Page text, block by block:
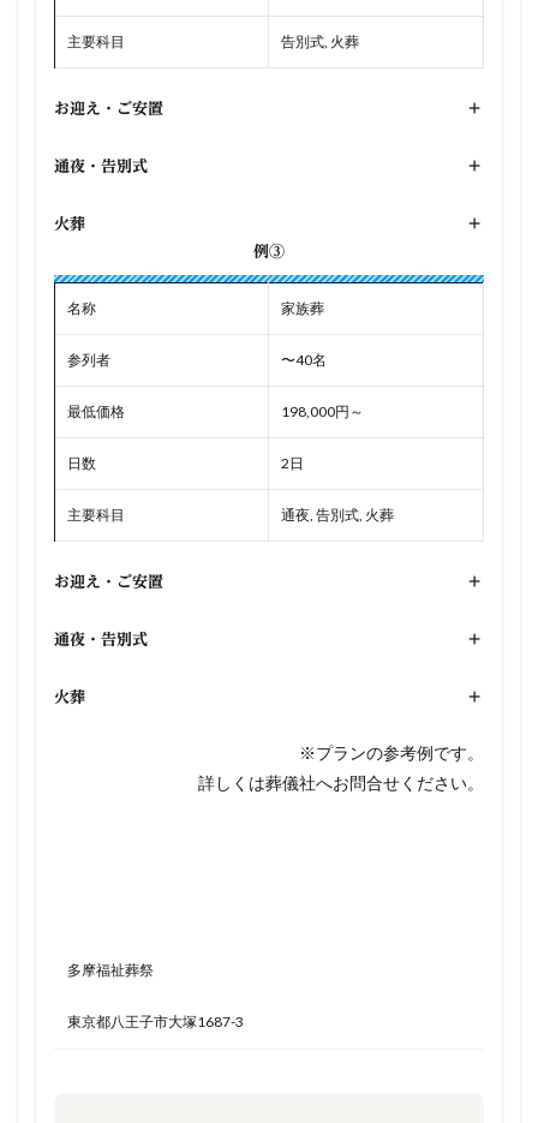
主要科目 告別式, 火葬
お迎え・ご安置 +
通夜・告別式 +
火葬
+
例③
名称 家族葬
参列者 〜40名
最低価格 198,000円～
日数 2日
主要科目 通夜, 告別式, 火葬
お迎え・ご安置 +
通夜・告別式 +
火葬 +
※プランの参考例です。
詳しくは葬儀社へお問合せください。
多摩福祉葬祭
東京都八王子市大塚1687-3